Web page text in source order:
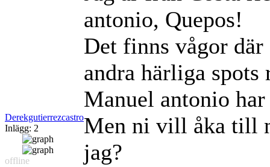
Derekgutierrezcastro
Inlägg: 2
offline
antonio, Quepos!
Det finns vågor
andra härliga
Manuel antonio
Men ni vill åka till
jag?